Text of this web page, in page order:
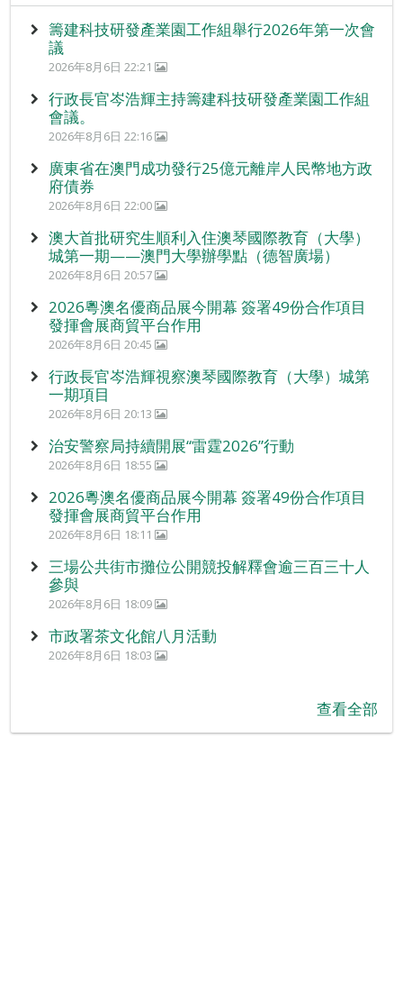
籌建科技研發產業園工作組舉行2026年第一次會
議
2026年8月6日 22:21
行政長官岑浩輝主持籌建科技研發產業園工作組
會議。
2026年8月6日 22:16
廣東省在澳門成功發行25億元離岸人民幣地方政
府債券
2026年8月6日 22:00
澳大首批研究生順利入住澳琴國際教育（大學）
城第一期——澳門大學辦學點（德智廣場）
2026年8月6日 20:57
2026粵澳名優商品展今開幕 簽署49份合作項目
發揮會展商貿平台作用
2026年8月6日 20:45
行政長官岑浩輝視察澳琴國際教育（大學）城第
一期項目
2026年8月6日 20:13
治安警察局持續開展“雷霆2026”行動
2026年8月6日 18:55
2026粵澳名優商品展今開幕 簽署49份合作項目
發揮會展商貿平台作用
2026年8月6日 18:11
三場公共街市攤位公開競投解釋會逾三百三十人
參與
2026年8月6日 18:09
市政署茶文化館八月活動
2026年8月6日 18:03
查看全部